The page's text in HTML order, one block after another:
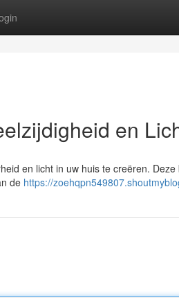
en
en licht in uw huis te creëren. Deze
de https://